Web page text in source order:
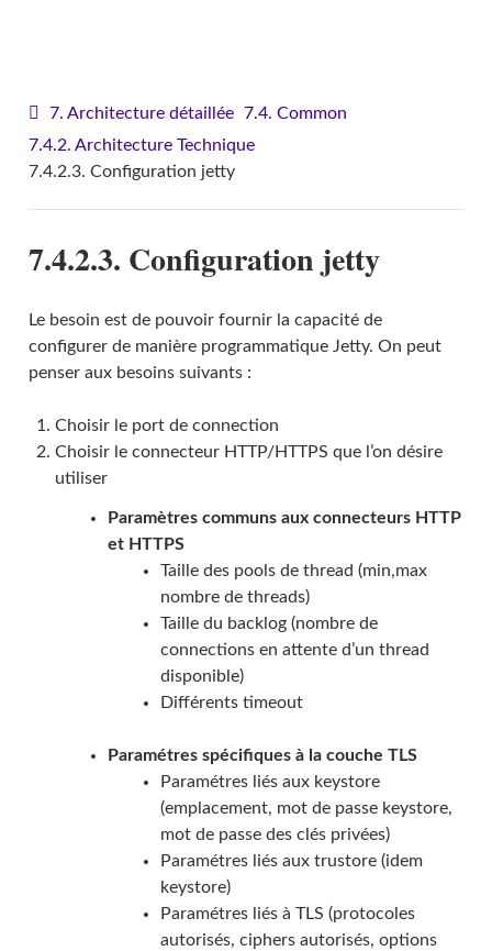
7. Architecture détaillée 7.4. Common
7.4.2. Architecture Technique
7.4.2.3. Configuration jetty
7.4.2.3. Configuration jetty
Le besoin est de pouvoir fournir la capacité de
configurer de manière programmatique Jetty. On peut
penser aux besoins suivants :
Choisir le port de connection
Choisir le connecteur HTTP/HTTPS que l’on désire
utiliser
Paramètres communs aux connecteurs HTTP
et HTTPS
Taille des pools de thread (min,max
nombre de threads)
Taille du backlog (nombre de
connections en attente d’un thread
disponible)
Différents timeout
Paramétres spécifiques à la couche TLS
Paramétres liés aux keystore
(emplacement, mot de passe keystore,
mot de passe des clés privées)
Paramétres liés aux trustore (idem
keystore)
Paramétres liés à TLS (protocoles
autorisés, ciphers autorisés, options